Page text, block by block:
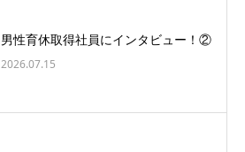
男性育休取得社員にインタビュー！②
2026.07.15